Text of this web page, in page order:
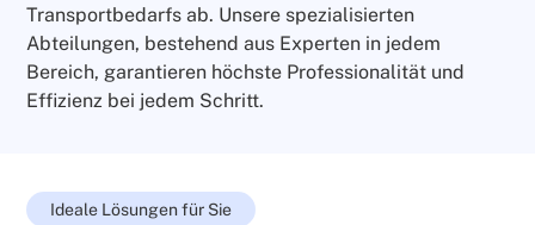
Transportbedarfs ab. Unsere spezialisierten
Abteilungen, bestehend aus Experten in jedem
Bereich, garantieren höchste Professionalität und
Effizienz bei jedem Schritt.
Ideale Lösungen für Sie